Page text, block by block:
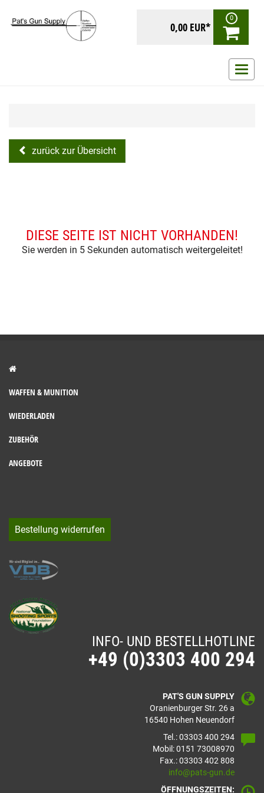
0,00 EUR*
0
ein-/
zurück zur Übersicht
DIESE SEITE IST NICHT VORHANDEN!
Sie werden in 5 Sekunden automatisch weitergeleitet!
WAFFEN & MUNITION
WIEDERLADEN
ZUBEHÖR
ANGEBOTE
Bestellung widerrufen
INFO- UND BESTELLHOTLINE
+49 (0)3303 400 294
PAT'S GUN SUPPLY
Oranienburger Str. 26 a
16540 Hohen Neuendorf
Tel.: 03303 400 294
Mobil: 0151 73008970
Fax.: 03303 402 808
info@pats-gun.de
ÖFFNUNGSZEITEN: